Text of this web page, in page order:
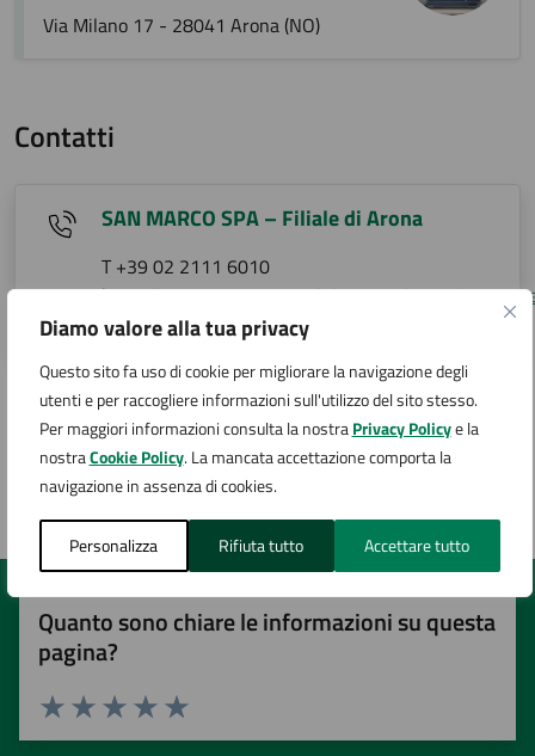
Diamo valore alla tua privacy
Questo sito fa uso di cookie per migliorare la navigazione degli
utenti e per raccogliere informazioni sull'utilizzo del sito stesso.
Per maggiori informazioni consulta la nostraPrivacy Policye la
nostraCookie Policy. La mancata accettazione comporta la
navigazione in assenza di cookies.
Personalizza Rifiuta tutto Accettare tutto
Via Milano 17 - 28041 Arona (NO)
Contatti
SAN MARCO SPA – Filiale di Arona
T +39 02 2111 6010
https://www.sanmarcospa.it/comune/arona/
arona@sanmarcospa.it
Ulteriori informazioni
Per vedere gli orari:
Quanto sono chiare le informazioni su questa
pagina?
Valuta 5 stelle su 5
Valuta 4 stelle su 5
Valuta 3 stelle su 5
Valuta 2 stelle su 5
Valuta 1 stelle su 5